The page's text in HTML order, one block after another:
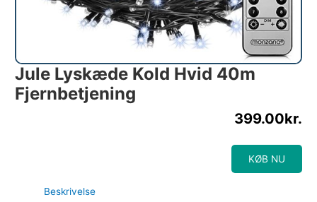
Jule Lyskæde Kold Hvid 40m
Fjernbetjening
399.00kr.
KØB NU
Beskrivelse